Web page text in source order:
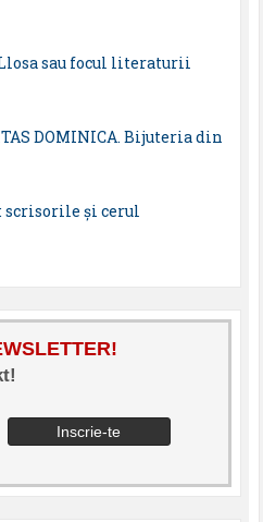
sau focul literaturii
DOMINICA. Bijuteria din
scrisorile şi cerul